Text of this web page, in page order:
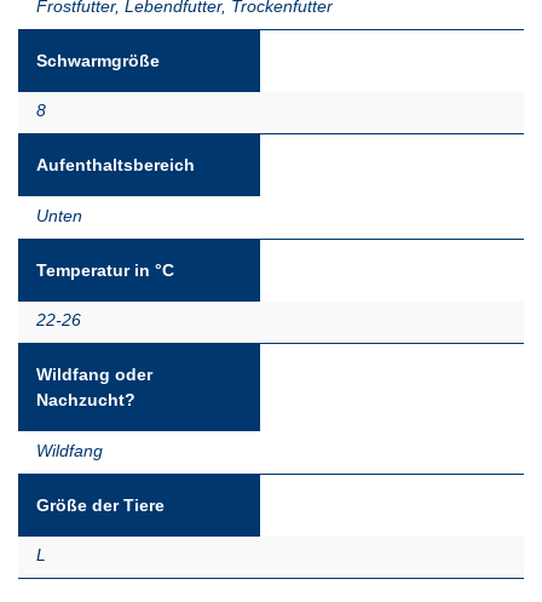
Frostfutter, Lebendfutter, Trockenfutter
Schwarmgröße
8
Aufenthaltsbereich
Unten
Temperatur in °C
22-26
Wildfang oder
Nachzucht?
Wildfang
Größe der Tiere
L